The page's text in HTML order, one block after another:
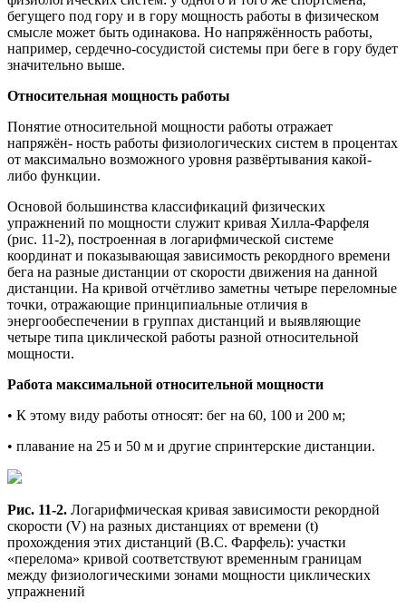
бегущего под гору и в гору мощность работы в физическом
смысле может быть одинакова. Но напряжённость работы,
например, сердечно-сосудистой системы при беге в гору будет
значительно выше.
Относительная мощность работы
Понятие относительной мощности работы отражает
напряжён- ность работы физиологических систем в процентах
от максимально возможного уровня развёртывания какой-
либо функции.
Основой большинства классификаций физических
упражнений по мощности служит кривая Хилла-Фарфеля
(рис. 11-2), построенная в логарифмической системе
координат и показывающая зависимость рекордного времени
бега на разные дистанции от скорости движения на данной
дистанции. На кривой отчётливо заметны четыре переломные
точки, отражающие принципиальные отличия в
энергообеспечении в группах дистанций и выявляющие
четыре типа циклической работы разной относительной
мощности.
Работа максимальной относительной мощности
• К этому виду работы относят: бег на 60, 100 и 200 м;
• плавание на 25 и 50 м и другие спринтерские дистанции.
Рис. 11-2. Логарифмическая кривая зависимости рекордной
скорости (V) на разных дистанциях от времени (t)
прохождения этих дистанций (В.С. Фарфель): участки
«перелома» кривой соответствуют временным границам
между физиологическими зонами мощности циклических
упражнений